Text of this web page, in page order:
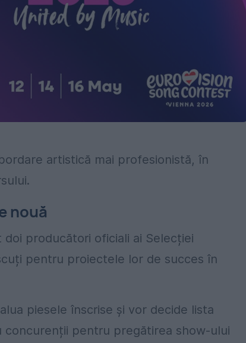
artistică mai profesionistă, în
nouă
doi producători oficiali ai Selecției
pentru proiectele lor de succes în
piesele înscrise și vor decide lista
pentru pregătirea show-ului